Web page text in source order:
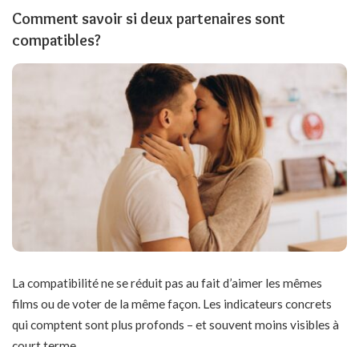
Comment savoir si deux partenaires sont
compatibles?
La compatibilité ne se réduit pas au fait d’aimer les mêmes
films ou de voter de la même façon. Les indicateurs concrets
qui comptent sont plus profonds – et souvent moins visibles à